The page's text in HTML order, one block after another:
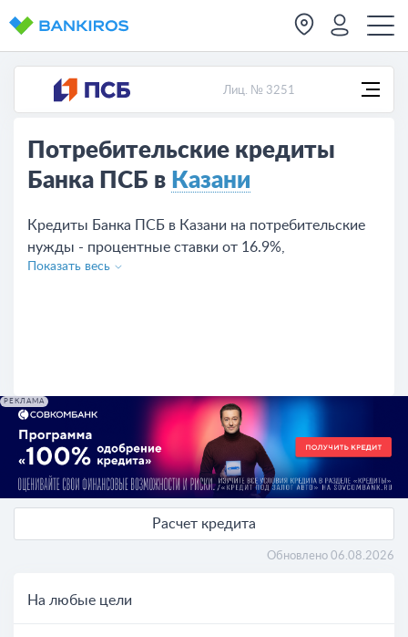
Лиц. № 3251
Потребительские кредиты
Банка ПСБ в Казани
Кредиты Банка ПСБ в Казани на потребительские
нужды - процентные ставки от 16.9%,
предложений на сегодняшний день - 3. Чтобы взять
Показать весь
РЕКЛАМА
Расчет кредита
Обновлено 06.08.2026
На любые цели